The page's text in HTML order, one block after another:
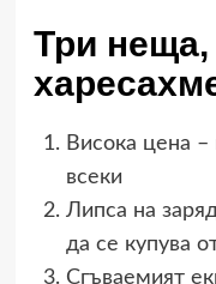
Три неща,
Висока цена –
всеки
Липса на
да се купува
Сгъваемият